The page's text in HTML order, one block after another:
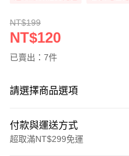
NT$199
NT$120
已賣出：7件
請選擇商品選項
付款與運送方式
超取滿NT$299免運